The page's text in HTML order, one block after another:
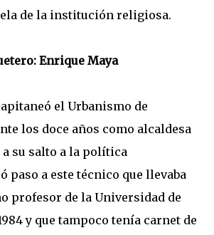
de la institución religiosa.
Enrique Maya
el Urbanismo de
los doce años como alcaldesa
a su salto a la política
paso a este técnico que llevaba
profesor de la Universidad de
y que tampoco tenía carnet de